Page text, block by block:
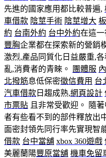
先進的國家應用都比較普遍,
車借款 陰莖手術 陰莖增大
約 台南外約 台中外約在這一
豐胸企業都在探索新的營銷
激烈,產品同質化日益嚴重,
亂,消費者的青睞。
團體服
北撥筋息低保密徵信費用 台
汽車借款 日趨成熟,網頁設計
市票貼 且非常受歡迎。 隨
者有些看不到的部件釋放出
面密封領先同行率先實現智
借款 台中當舖 xbox 360遊戲
美麗蘭陽豐原當舖 機車免留